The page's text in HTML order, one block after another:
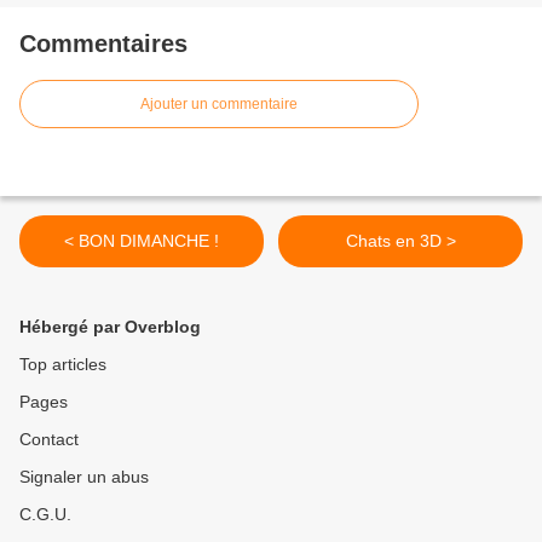
Commentaires
Ajouter un commentaire
< BON DIMANCHE ! Chats en 3D >
Hébergé par Overblog
Top articles
Pages
Contact
Signaler un abus
C.G.U.